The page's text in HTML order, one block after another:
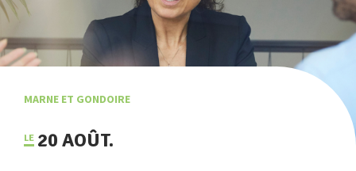
MARNE ET GONDOIRE
20 AOÛT.